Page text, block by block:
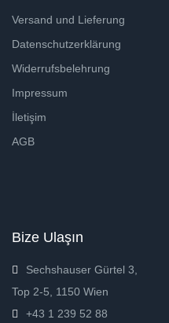
Versand und Lieferung
Datenschutzerklärung
Widerrufsbelehrung
Impressum
İletişim
AGB
Bize Ulaşın
Sechshauser Gürtel 3,
Top 2-5, 1150 Wien
+43 1 239 52 88